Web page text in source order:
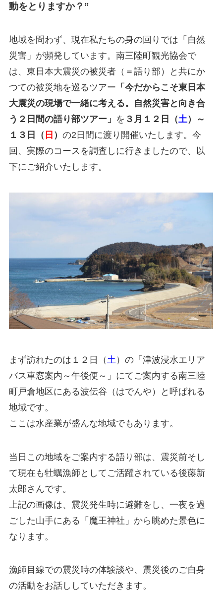
動をとりますか？”
地域を問わず、現在私たちの身の回りでは「自然
災害」が頻発しています。南三陸町観光協会で
は、東日本大震災の被災者（＝語り部）と共にか
つての被災地を巡るツアー 「今だからこそ東日本
大震災の現場で一緒に考える。自然災害と向き合
う２日間の語り部ツアー」 を ３月１２日（土）～
１３日（ 日 ） の2日間に渡り開催いたします。今
回、実際のコースを調査しに行きましたので、以
下にご紹介いたします。
まず訪れたのは１２日（ 土 ）の「津波浸水エリア
バス車窓案内～午後便～」にてご案内する南三陸
町戸倉地区にある波伝谷（はでんや）と呼ばれる
地域です。
ここは水産業が盛んな地域でもあります。
当日この地域をご案内する語り部は、震災前そし
て現在も牡蠣漁師としてご活躍されている後藤新
太郎さんです。
上記の画像は、震災発生時に避難をし、一夜を過
ごした山手にある「魔王神社」から眺めた景色に
なります。
漁師目線での震災時の体験談や、震災後のご自身
の活動をお話ししていただきます。